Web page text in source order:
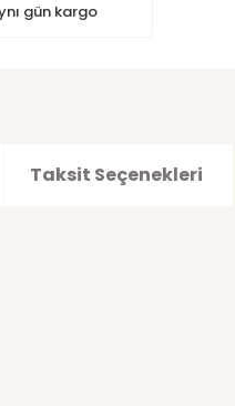
gün kargo
Taksit Seçenekleri